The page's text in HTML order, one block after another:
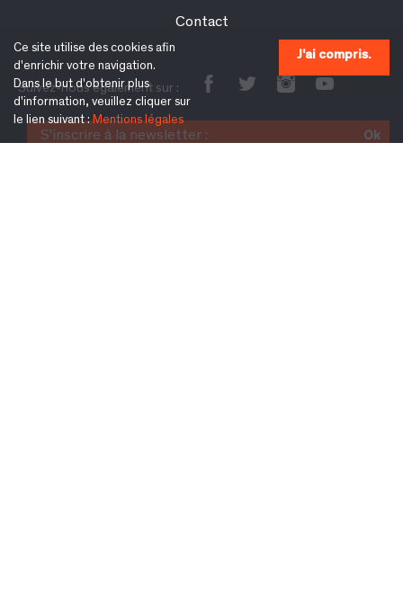
Ce site utilise des cookies afin
d'enrichir votre navigation.
Dans le but d'obtenir plus
d'information, veuillez cliquer sur
le lien suivant :Mentions légales
J'ai compris.
Contact
Suivez-nous également sur :
S'inscrire à la newsletter : Ok